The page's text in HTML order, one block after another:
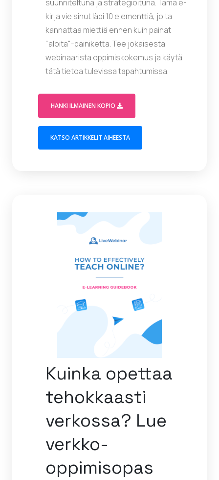
suunniteltuna ja strategioituna. Tämä e-
kirja vie sinut läpi 10 elementtiä, joita
kannattaa miettiä ennen kuin painat
"aloita"-painiketta. Tee jokaisesta
webinaarista oppimiskokemus ja käytä
tätä tietoa tulevissa tapahtumissa.
HANKI ILMAINEN KOPIO
KATSO ARTIKKELIT AIHEESTA
Kuinka opettaa
tehokkaasti
verkossa? Lue
verkko-
oppimisopas